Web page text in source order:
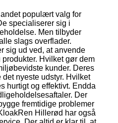
populært valg for
specialiserer sig i
Men tilbyder
slags overflader.
sig ud ved, at anvende
Hvilket gør dem
kunder. Deres
nyeste udstyr. Hvilket
hurtigt og effektivt. Endda
Der
fremtidige problemer
Hillerød har også